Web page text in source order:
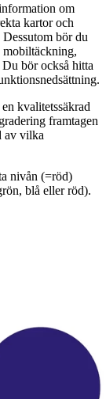
om
kartor och
bör du
mobiltäckning,
bör också hitta
kvalitetssäkrad
framtagen
av vilka
nivån (=röd)
blå eller röd).